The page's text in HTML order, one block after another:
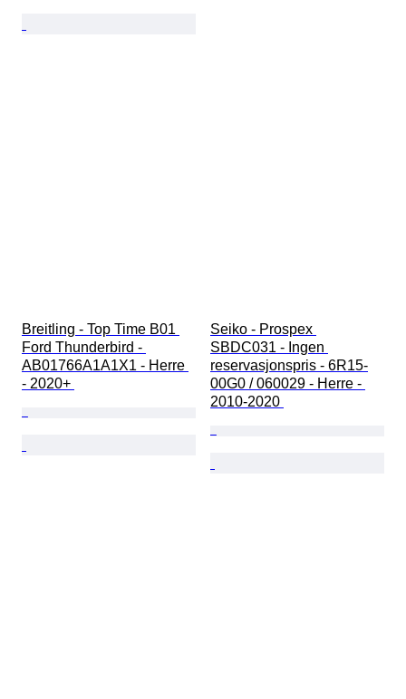
Breitling - Top Time B01
Ford Thunderbird -
AB01766A1A1X1 - Herre
- 2020+
Seiko - Prospex
SBDC031 - Ingen
reservasjonspris - 6R15-
00G0 / 060029 - Herre -
2010-2020